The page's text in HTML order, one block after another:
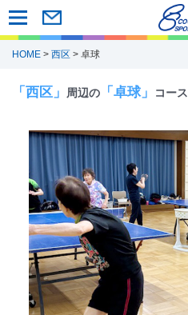
HOME > 西区 > 卓球
「西区」 周辺の 「卓球」 コース